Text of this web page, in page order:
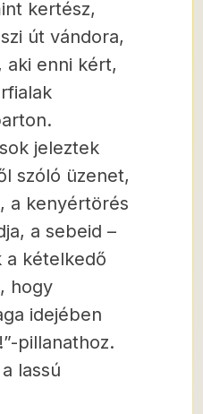
kertész,
út vándora,
aki enni kért,
jeleztek
szóló üzenet,
a kenyértörés
a sebeid –
a kételkedő
hogy
idejében
pillanathoz.
lassú